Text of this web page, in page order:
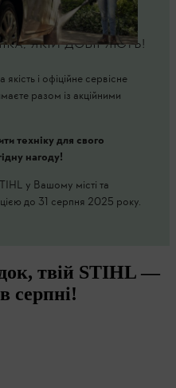
ЯКІЙ ДОВІРЯЮТЬ!
якість і офіційне сервісне
разом із акційними
техніку для свого
нагоду!
у Вашому місті та
до 31 серпня 2025 року.
твій STIHL —
серпні!